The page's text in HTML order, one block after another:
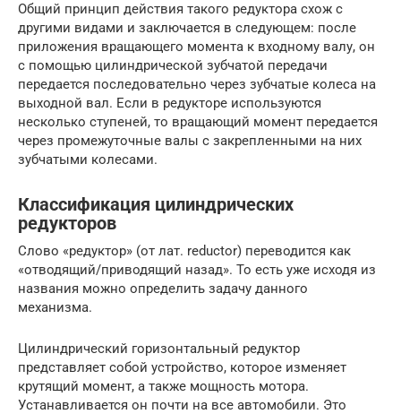
Общий принцип действия такого редуктора схож с
другими видами и заключается в следующем: после
приложения вращающего момента к входному валу, он
с помощью цилиндрической зубчатой передачи
передается последовательно через зубчатые колеса на
выходной вал. Если в редукторе используются
несколько ступеней, то вращающий момент передается
через промежуточные валы с закрепленными на них
зубчатыми колесами.
Классификация цилиндрических
редукторов
Слово «редуктор» (от лат. reductor) переводится как
«отводящий/приводящий назад». То есть уже исходя из
названия можно определить задачу данного
механизма.
Цилиндрический горизонтальный редуктор
представляет собой устройство, которое изменяет
крутящий момент, а также мощность мотора.
Устанавливается он почти на все автомобили. Это